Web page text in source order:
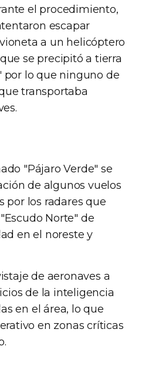
el procedimiento,
escapar
a un helicóptero
se precipitó a tierra
lo que ninguno de
transportaba
"Pájaro Verde" se
de algunos vuelos
por los radares que
Norte" de
en el noreste y
de aeronaves a
de la inteligencia
en el área, lo que
en zonas críticas